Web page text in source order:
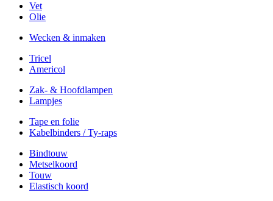
Vet
Olie
Wecken & inmaken
Tricel
Americol
Zak- & Hoofdlampen
Lampjes
Tape en folie
Kabelbinders / Ty-raps
Bindtouw
Metselkoord
Touw
Elastisch koord